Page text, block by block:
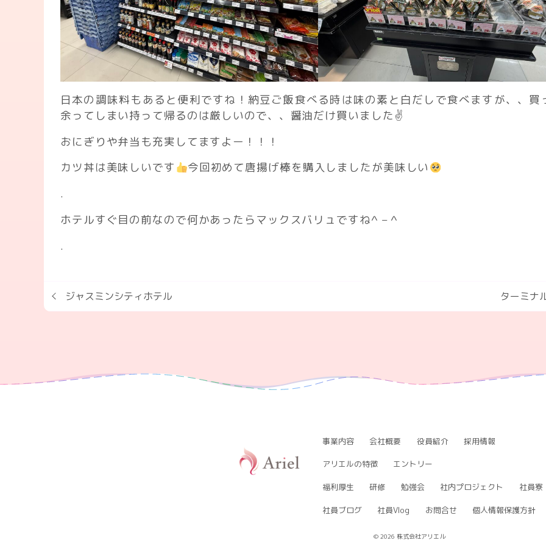
日本の調味料もあると便利ですね！納豆ご飯食べる時は味の素と白だしで食べますが、、買
余ってしまい持って帰るのは厳しいので、、醤油だけ買いました✌️
おにぎりや弁当も充実してますよー！！！
カツ丼は美味しいです
今回初めて唐揚げ棒を購入しましたが美味しい
.
ホテルすぐ目の前なので何かあったらマックスバリュですね^ – ^
.
ジャスミンシティホテル ターミナ
事業内容 会社概要 役員紹介 採用情報
アリエルの特徴 エントリー
福利厚生 研修 勉強会 社内プロジェクト 社員寮
社員ブログ 社員Vlog お問合せ 個人情報保護方針
© 2026 株式会社アリエル